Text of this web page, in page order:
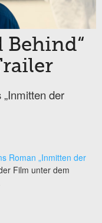
Behind“
der
Roman „Inmitten der
Film unter dem